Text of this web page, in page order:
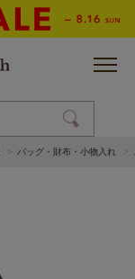
バッグ・財布・小物入れ